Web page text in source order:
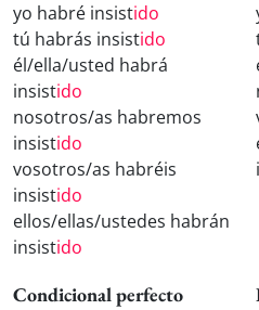
yo habré insistido
tú habrás insistido
él/ella/usted habrá
insistido
nosotros/as habremos
insistido
vosotros/as habréis
insistido
ellos/ellas/ustedes habrán
insistido
Condicional perfecto